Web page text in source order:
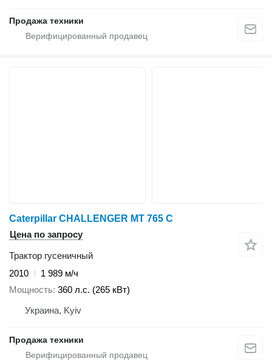
Продажа техники
Caterpillar CHALLENGER MT 765 C
Цена по запросу
Трактор гусеничный
2010
1 989 м/ч
Мощность 360 л.с. (265 кВт)
Украина, Kyiv
Продажа техники